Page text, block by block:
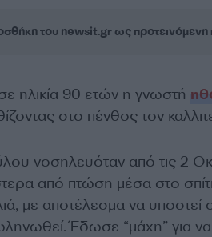
του newsit.gr ως προτεινόμενη
ηλικία 90 ετών η γνωστή
στο πένθος τον
νοσηλευόταν από τις 2
από πτώση μέσα στο
με αποτέλεσμα να
Έδωσε “μάχη” για